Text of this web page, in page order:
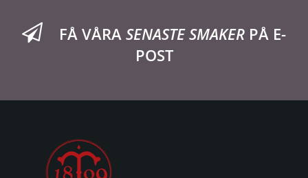
FÅ VÅRA SENASTE SMAKER PÅ E-
POST